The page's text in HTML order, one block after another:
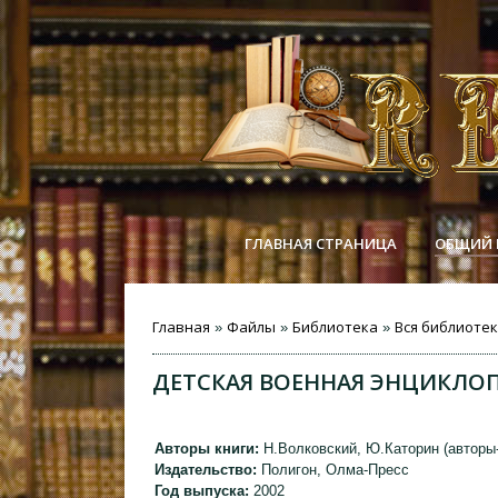
ГЛАВНАЯ СТРАНИЦА ОБЩИЙ
Главная » Файлы » Библиотека » Вся
ДЕТСКАЯ ВОЕННАЯ
Авторы книги: Н.Волковский, Ю.Каторин
Издательство: Полигон, Олма-Пресс
Год выпуска: 2002